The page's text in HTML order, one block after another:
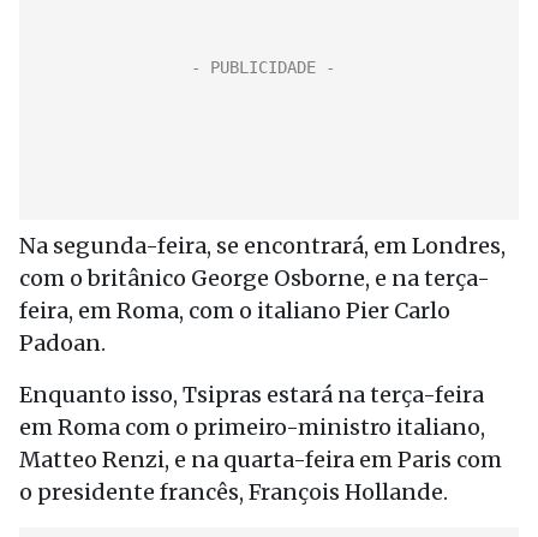
Na segunda-feira, se encontrará, em Londres,
com o britânico George Osborne, e na terça-
feira, em Roma, com o italiano Pier Carlo
Padoan.
Enquanto isso, Tsipras estará na terça-feira
em Roma com o primeiro-ministro italiano,
Matteo Renzi, e na quarta-feira em Paris com
o presidente francês, François Hollande.